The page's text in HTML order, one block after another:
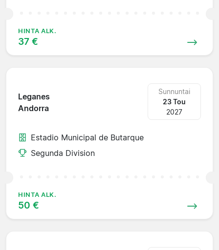
HINTA ALK.
37 €
Leganes
Andorra
Sunnuntai
23 Tou
2027
Estadio Municipal de Butarque
Segunda Division
HINTA ALK.
50 €